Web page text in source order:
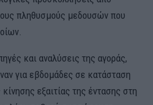
πληθυσμούς μεδουσών που
και αναλύσεις της αγοράς,
για εβδομάδες σε κατάσταση
εξαιτίας της έντασης στη